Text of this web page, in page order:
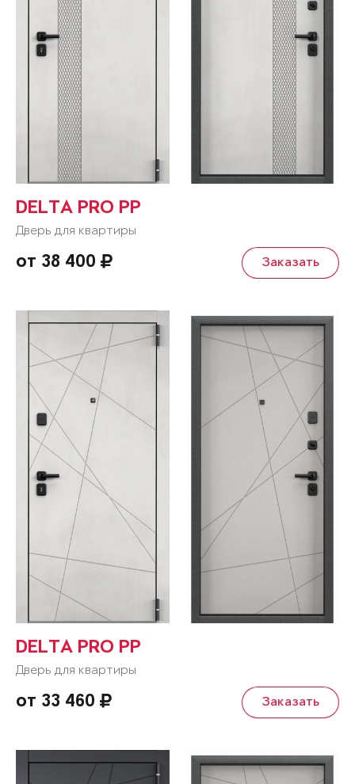
DELTA PRO PP
Дверь для квартиры
от 38 400 Заказать
DELTA PRO PP
Дверь для квартиры
от 33 460 Заказать